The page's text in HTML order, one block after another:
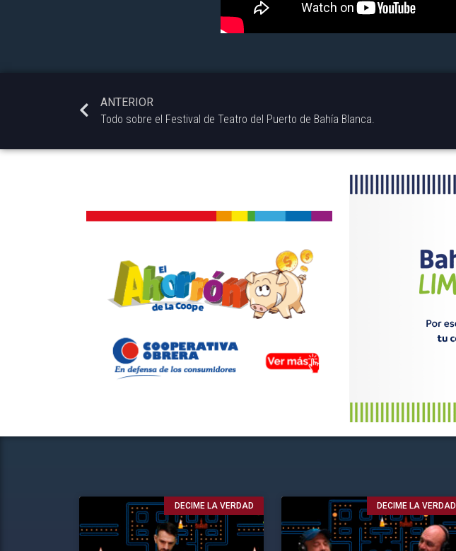
ANTERIOR
Todo sobre el Festival de Teatro del Puerto de Bahía Blanca.
DECIME LA VERDAD DECIME LA VERDAD